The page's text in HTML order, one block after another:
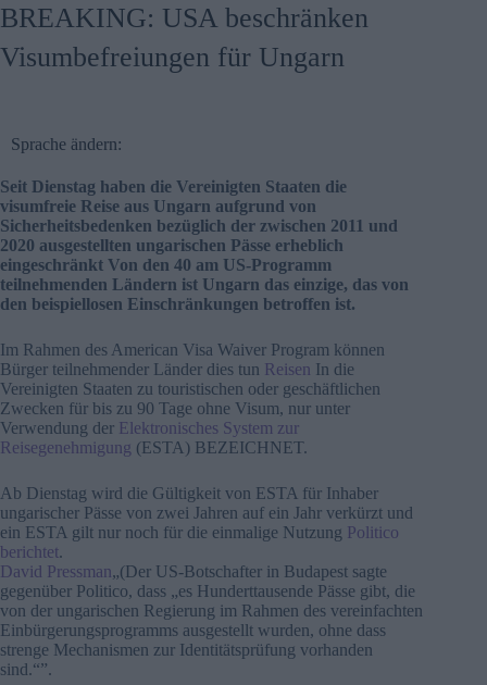
BREAKING: USA beschränken
Visumbefreiungen für Ungarn
Sprache ändern:
Seit Dienstag haben die Vereinigten Staaten die
visumfreie Reise aus Ungarn aufgrund von
Sicherheitsbedenken bezüglich der zwischen 2011 und
2020 ausgestellten ungarischen Pässe erheblich
eingeschränkt Von den 40 am US-Programm
teilnehmenden Ländern ist Ungarn das einzige, das von
den beispiellosen Einschränkungen betroffen ist.
Im Rahmen des American Visa Waiver Program können
Bürger teilnehmender Länder dies tun Reisen In die
Vereinigten Staaten zu touristischen oder geschäftlichen
Zwecken für bis zu 90 Tage ohne Visum, nur unter
Verwendung der Elektronisches System zur
Reisegenehmigung (ESTA) BEZEICHNET.
Ab Dienstag wird die Gültigkeit von ESTA für Inhaber
ungarischer Pässe von zwei Jahren auf ein Jahr verkürzt und
ein ESTA gilt nur noch für die einmalige Nutzung Politico
berichtet.
David Pressman„(Der US-Botschafter in Budapest sagte
gegenüber Politico, dass „es Hunderttausende Pässe gibt, die
von der ungarischen Regierung im Rahmen des vereinfachten
Einbürgerungsprogramms ausgestellt wurden, ohne dass
strenge Mechanismen zur Identitätsprüfung vorhanden
sind.“”.